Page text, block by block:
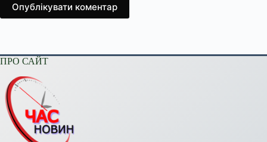
Опублікувати коментар
ПРО САЙТ